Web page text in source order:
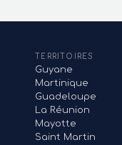
TERRITOIRES
Guyane
Martinique
Guadeloupe
La Réunion
Mayotte
Saint Martin